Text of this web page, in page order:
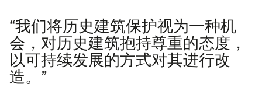
“我们将历史建筑保护视为一种机
会，对历史建筑抱持尊重的态度，
以可持续发展的方式对其进行改
造。”